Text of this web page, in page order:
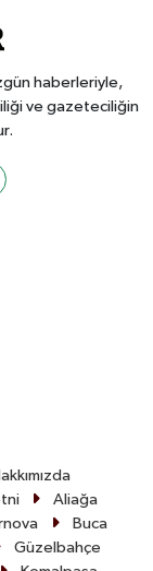
haberleriyle,
ve gazeteciliğin
Aliağa
Buca
Güzelbahçe